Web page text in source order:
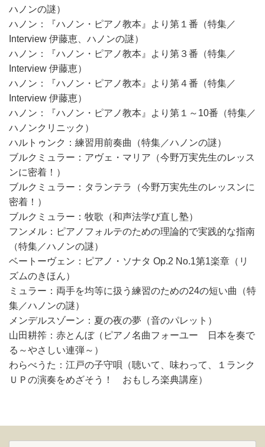
ハノンの謎）
ハノン：『ハノン・ピアノ教本』より第１番（特集／
Interview 伊藤恵、ハノンの謎）
ハノン：『ハノン・ピアノ教本』より第３番（特集／
Interview 伊藤恵）
ハノン：『ハノン・ピアノ教本』より第４番（特集／
Interview 伊藤恵）
ハノン：『ハノン・ピアノ教本』より第１～10番（特集／
ハノンクリニック）
ハルトゥンク：練習用前奏曲（特集／ハノンの謎）
ブルクミュラー：アヴェ・マリア（今野万実先生のレッス
ンに密着！）
ブルクミュラー：タランテラ（今野万実先生のレッスンに
密着！）
ブルクミュラー：牧歌（和声法学び直し塾）
フンメル：ピアノフォルテのための理論的で実践的な指南
（特集／ハノンの謎）
ベートーヴェン：ピアノ・ソナタ Op.2 No.1第1楽章（リ
ズムのきほん）
ミュラー：両手を均等に扱う練習のための24の短い曲（特
集／ハノンの謎）
メンデルスゾーン：夏の夜の夢（音のパレット）
山田耕筰：赤とんぼ（ピアノ名曲フォーユー 日本を奏で
る～やさしい連弾～）
わらべうた：江戸の子守唄（聴いて、味わって、１ランク
ＵＰの演奏をめざそう！ おもしろ楽典講座）